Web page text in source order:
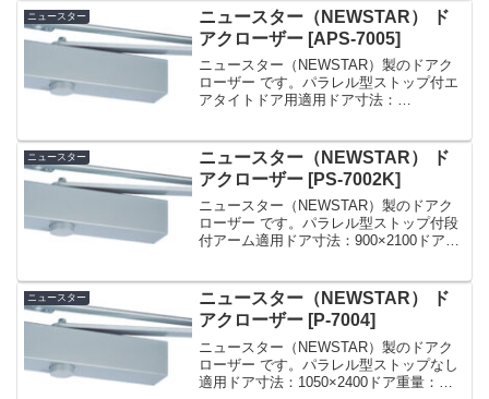
ドアーチェック製造・ニュー...
ニュースター
ニュースター（NEWSTAR） ド
アクローザー [APS-7005]
ニュースター（NEWSTAR）製のドアク
ローザー です。パラレル型ストップ付エ
アタイトドア用適用ドア寸法：
パラレル型 ストップ付 ドアクロー...
ニュースター
ニュースター（NEWSTAR） ド
アクローザー [PS-7002K]
ニュースター（NEWSTAR）製のドアク
ローザー です。パラレル型ストップ付段
付アーム適用ドア寸法：900×2100ドア重
ストップ付 ドアクローザ...
ニュースター
ニュースター（NEWSTAR） ド
アクローザー [P-7004]
ニュースター（NEWSTAR）製のドアク
ローザー です。パラレル型ストップなし
適用ドア寸法：1050×2400ドア重量：